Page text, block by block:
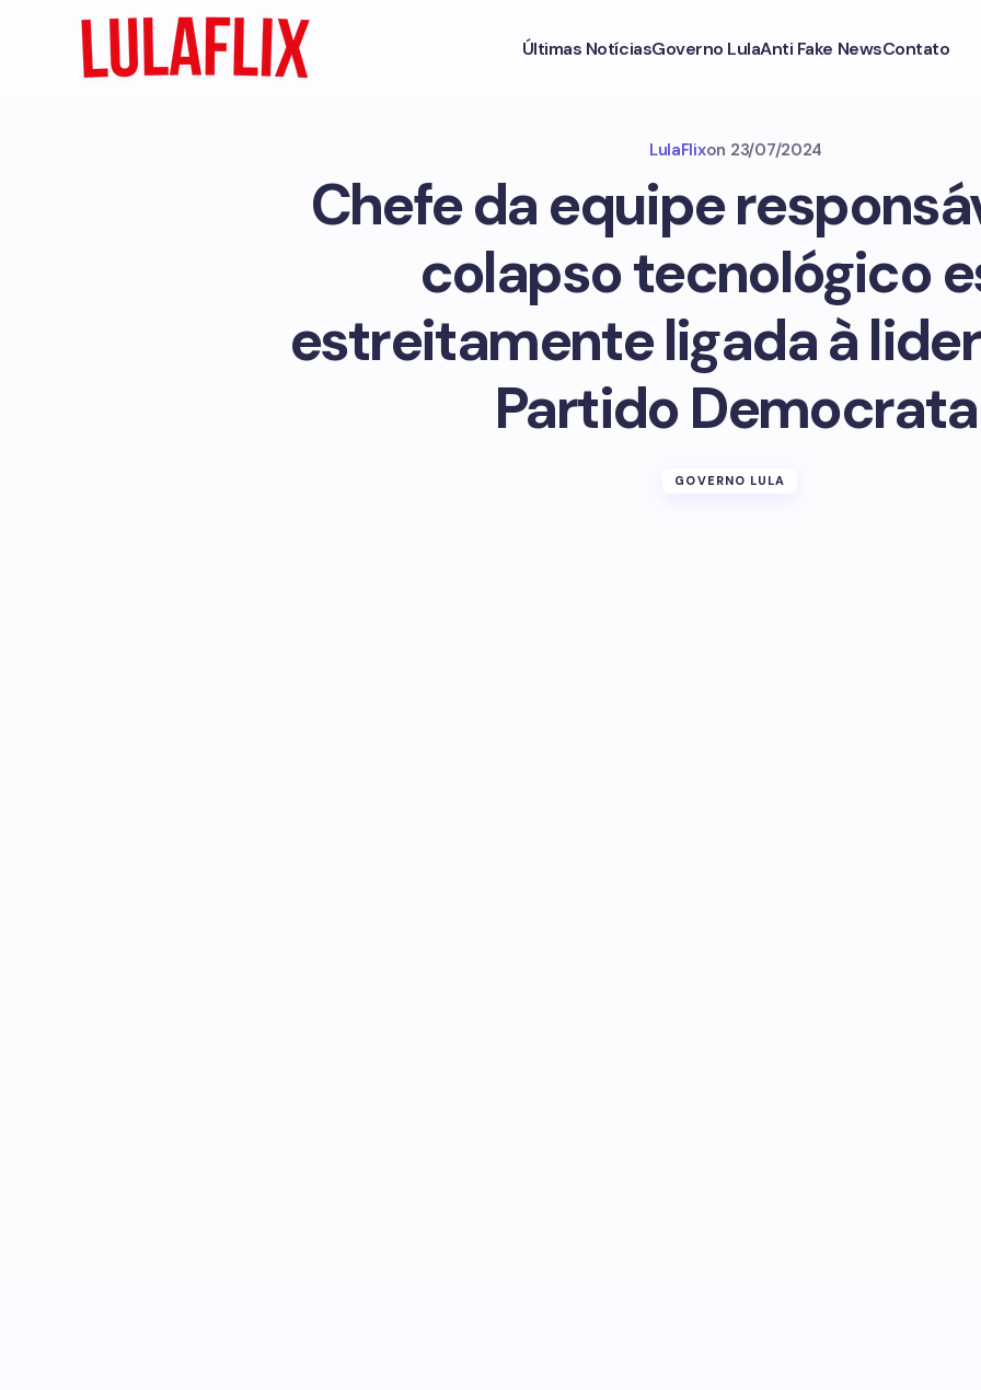
Últimas NotíciasGoverno LulaAnti Fake NewsContato
LulaFlixon 23/07/2024
Chefe da equipe
colapso tecnológico
estreitamente ligada à
Partido Democrata
GOVERNO LULA